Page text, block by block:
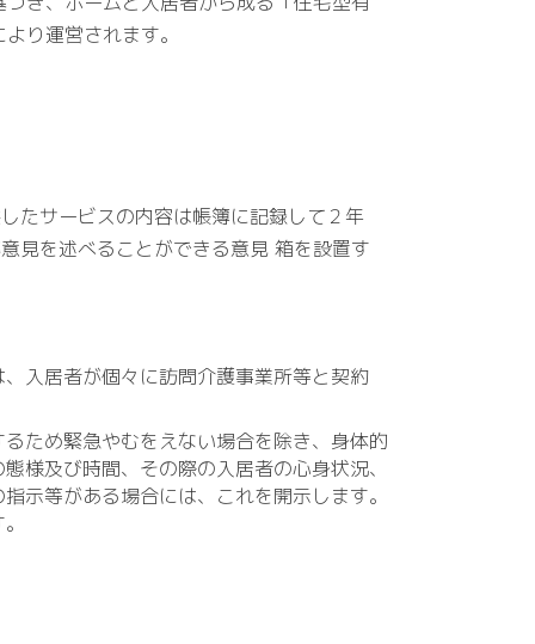
より運営されます。
たサービスの内容は帳簿に記録して２年
見を述べることができる意見 箱を設置す
入居者が個々に訪問介護事業所等と契約
ため緊急やむをえない場合を除き、身体的
様及び時間、その際の入居者の心身状況、
示等がある場合には、これを開示します。